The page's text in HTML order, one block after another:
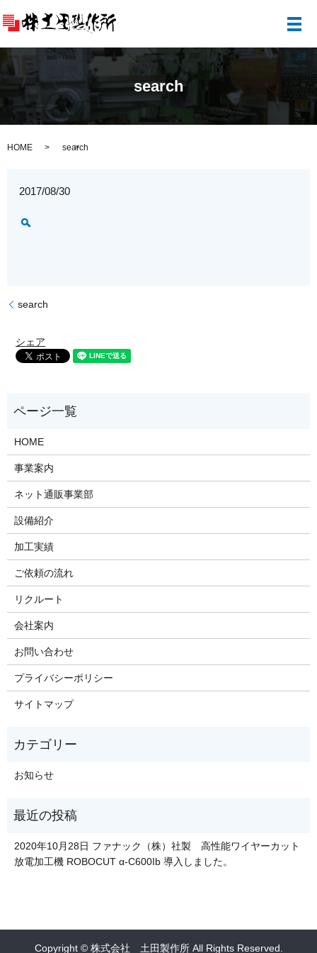
メ
search
HOME search
2017/08/30
search
シェア
HOME
事業案内
ネット通販事業部
設備紹介
加工実績
ご依頼の流れ
リクルート
会社案内
お問い合わせ
プライバシーポリシー
サイトマップ
お知らせ
2020年10月28日 ファナック（株）社製 高性能ワイヤーカット
放電加工機 ROBOCUT α-C600Ib 導入しました。
Copyright © 株式会社 土田製作所 All Rights Reserved.